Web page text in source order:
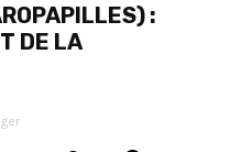
:
DE LA